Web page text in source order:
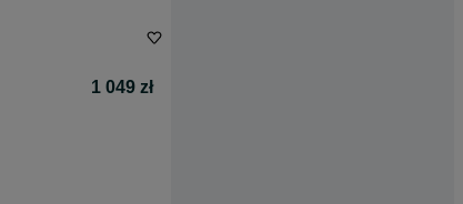
1 049 zł